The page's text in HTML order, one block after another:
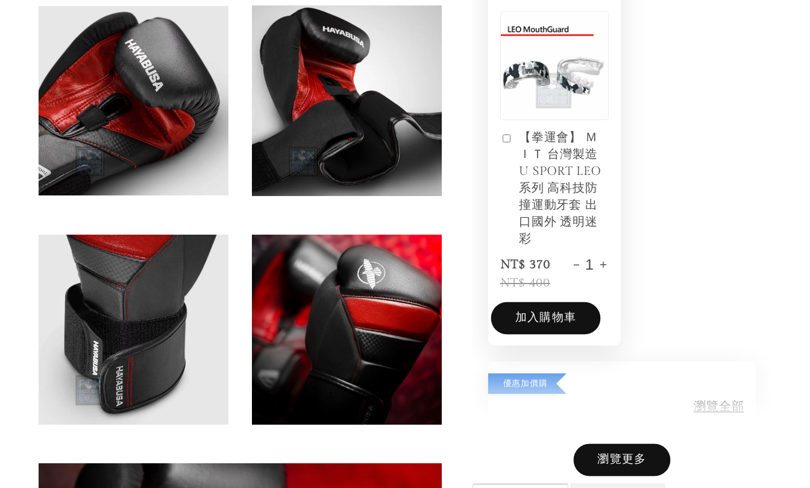
【拳運會】 Ｍ
ＩＴ 台灣製造
U SPORT LEO
系列 高科技防
撞運動牙套 出
口國外 透明迷
彩
NT$ 370
NT$ 400
- +
加入購物車
優惠加價購
瀏覽全部
瀏覽更多